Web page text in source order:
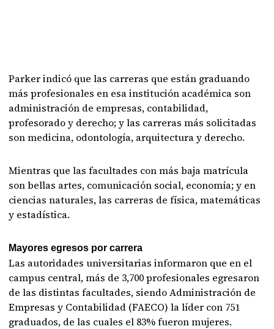
Parker indicó que las carreras que están graduando
más profesionales en esa institución académica son
administración de empresas, contabilidad,
profesorado y derecho; y las carreras más solicitadas
son medicina, odontología, arquitectura y derecho.
Mientras que las facultades con más baja matrícula
son bellas artes, comunicación social, economía; y en
ciencias naturales, las carreras de física, matemáticas
y estadística.
Mayores egresos por carrera
Las autoridades universitarias informaron que en el
campus central, más de 3,700 profesionales egresaron
de las distintas facultades, siendo Administración de
Empresas y Contabilidad (FAECO) la líder con 751
graduados, de las cuales el 83% fueron mujeres.